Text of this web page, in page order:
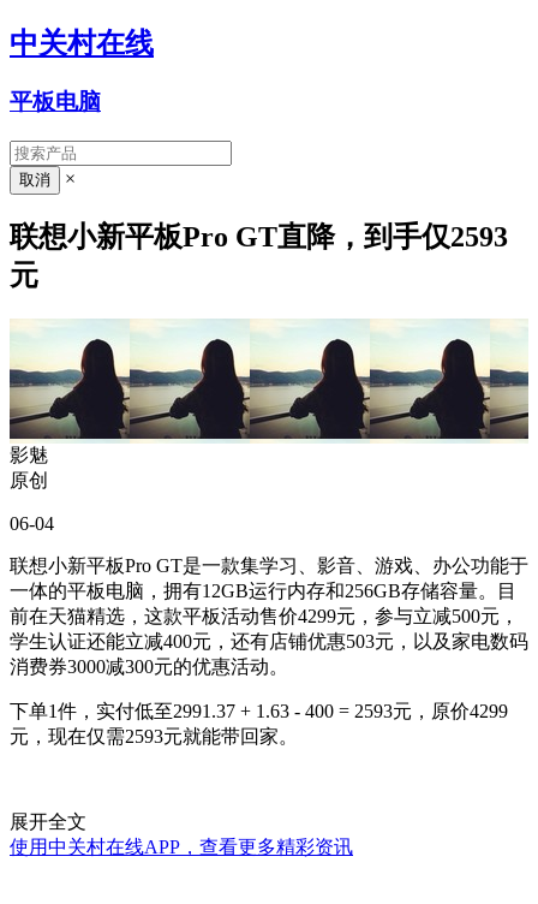
中关村在线
平板电脑
×
联想小新平板Pro GT直降，到手仅2593
元
影魅
原创
06-04
联想小新平板Pro GT是一款集学习、影音、游戏、办公功能于
一体的平板电脑，拥有12GB运行内存和256GB存储容量。目
前在天猫精选，这款平板活动售价4299元，参与立减500元，
学生认证还能立减400元，还有店铺优惠503元，以及家电数码
消费券3000减300元的优惠活动。
下单1件，实付低至2991.37 + 1.63 - 400 = 2593元，原价4299
元，现在仅需2593元就能带回家。
展开全文
使用中关村在线APP，查看更多精彩资讯